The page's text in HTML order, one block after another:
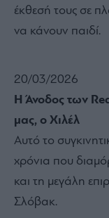
έκθεσή τους σε
να κάνουν παιδί.
20/03/2026
Η Άνοδος των
μας, ο Χιλέλ
Αυτό το
χρόνια που
και τη μεγάλη
Σλόβακ.